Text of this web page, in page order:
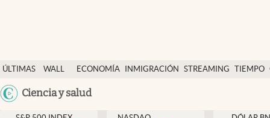
ÚLTIMAS
NOTICIAS
WALL
DÓLAR
ECONOMÍA INMIGRACIÓN STREAMING TIEMPO
Ciencia y salud
Finanzas y economía
Wall Street y dólar